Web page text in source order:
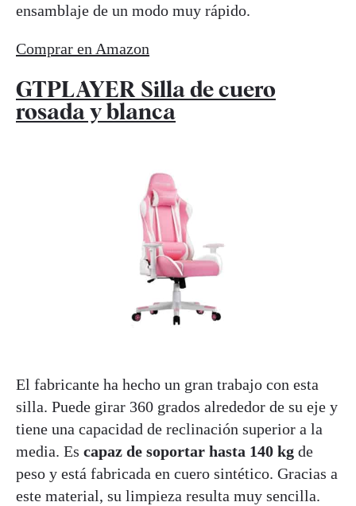
ensamblaje de un modo muy rápido.
Comprar en Amazon
GTPLAYER Silla de cuero
rosada y blanca
El fabricante ha hecho un gran trabajo con esta
silla. Puede girar 360 grados alrededor de su eje y
tiene una capacidad de reclinación superior a la
media. Es capaz de soportar hasta 140 kg de
peso y está fabricada en cuero sintético. Gracias a
este material, su limpieza resulta muy sencilla.